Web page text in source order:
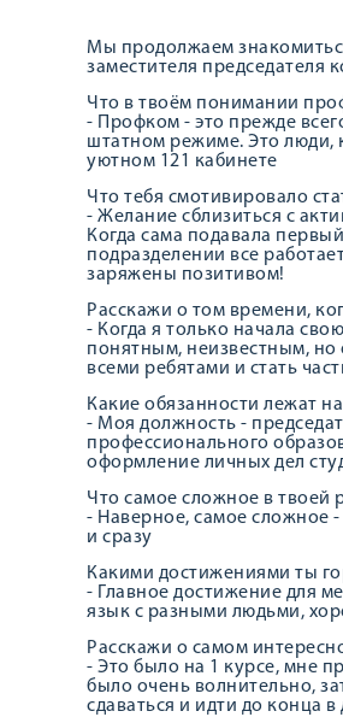
Мы продолжаем
заместителя председателя
Что в твоём понимании
- Профком - это прежде
штатном режиме. Это люди,
уютном 121 кабинете
Что тебя смотивировало
- Желание сблизиться с
Когда сама подавала
подразделении все
заряжены позитивом!
Расскажи о том времени,
- Когда я только начала
понятным, неизвестным, но
всеми ребятами и стать
Какие обязанности лежат
- Моя должность -
профессионального
оформление личных дел
Что самое сложное в твоей
- Наверное, самое сложное -
и сразу
Какими достижениями ты
- Главное достижение для
язык с разными людьми,
Расскажи о самом
- Это было на 1 курсе, мне
было очень волнительно,
сдаваться и идти до конца